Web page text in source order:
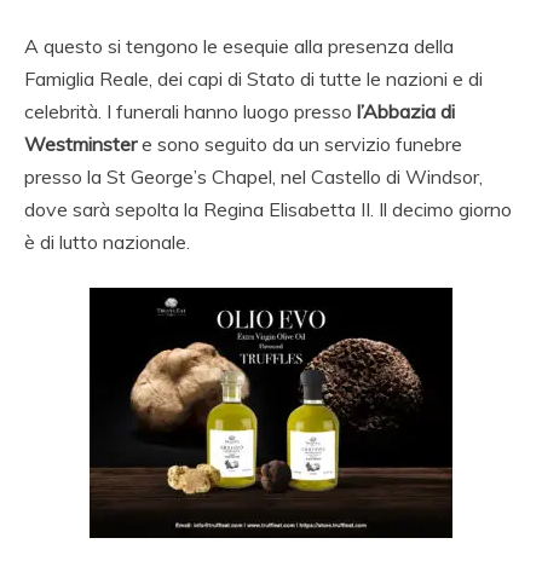
A questo si tengono le esequie alla presenza della
Famiglia Reale, dei capi di Stato di tutte le nazioni e di
celebrità. I funerali hanno luogo presso l’Abbazia di
Westminstere sono seguito da un servizio funebre
presso la St George’s Chapel, nel Castello di Windsor,
dove sarà sepolta la Regina Elisabetta II. Il decimo giorno
è di lutto nazionale.